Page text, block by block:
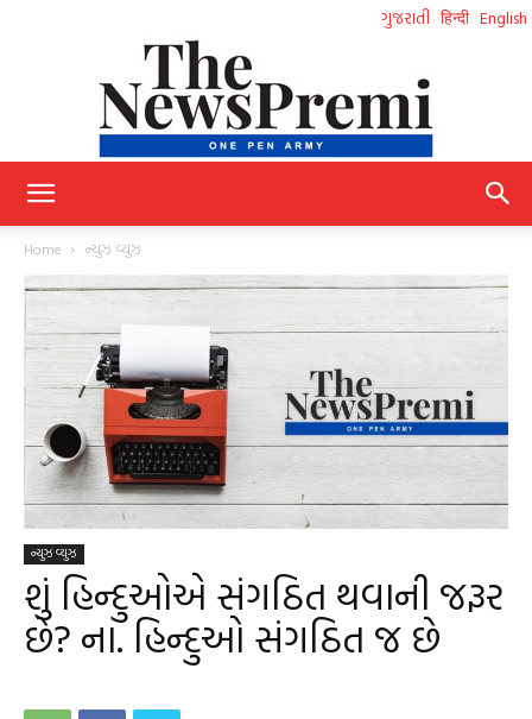
ગુજરાતી हिन्दी English
Gujarati
Home ન્યુઝ વ્યુઝ
ન્યુઝ વ્યુઝ
શું હિન્દુઓએ સંગઠિત થવાની જરૂર
છે? ના. હિન્દુઓ સંગઠિત જ છે